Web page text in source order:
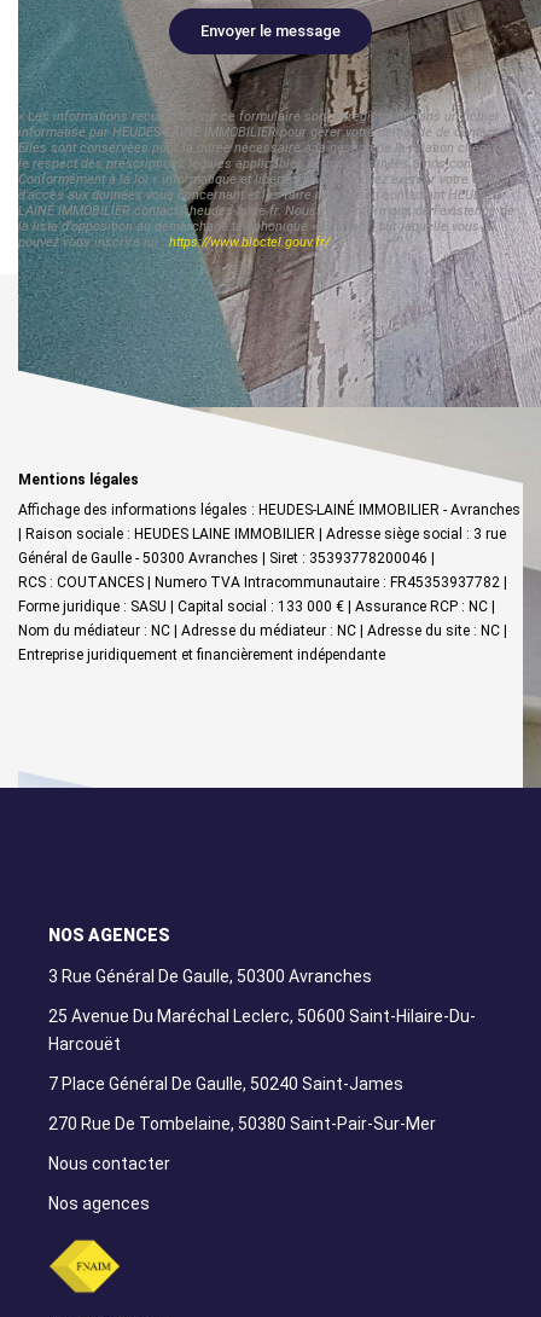
Envoyer le message
« Les informations recueillies sur ce formulaire sont enregistrées dans un fichier
informatisé par HEUDES-LAINÉ IMMOBILIER pour gérer votre demande de contact.
Elles sont conservées pour la durée nécessaire à la gestion de la relation client dans
le respect des prescriptions légales applicables et sont destinées à nos conseillers
Conformément à la loi « informatique et libertés », vous pouvez exercer votre droit
d'accès aux données vous concernant et les faire rectifier en contactant HEUDES-
LAINÉ IMMOBILIER contact@heudes-laine.fr. Nous vous informons de l'existence de
la liste d'opposition au démarchage téléphonique « Bloctel », sur laquelle vous
pouvez vous inscrire ici : https://www.bloctel.gouv.fr/»
Mentions légales
Affichage des informations légales : HEUDES-LAINÉ IMMOBILIER - Avranches
| Raison sociale : HEUDES LAINE IMMOBILIER | Adresse siège social : 3 rue
Général de Gaulle - 50300 Avranches | Siret : 35393778200046 |
RCS : COUTANCES | Numero TVA Intracommunautaire : FR45353937782 |
Forme juridique : SASU | Capital social : 133 000 € | Assurance RCP : NC |
Nom du médiateur : NC | Adresse du médiateur : NC | Adresse du site : NC |
Entreprise juridiquement et financièrement indépendante
NOS AGENCES
3 Rue Général De Gaulle, 50300 Avranches
25 Avenue Du Maréchal Leclerc, 50600 Saint-Hilaire-Du-
Harcouët
7 Place Général De Gaulle, 50240 Saint-James
270 Rue De Tombelaine, 50380 Saint-Pair-Sur-Mer
Nous contacter
Nos agences